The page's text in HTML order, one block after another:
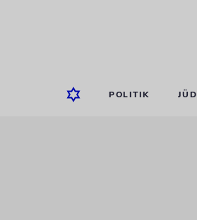
POLITIK